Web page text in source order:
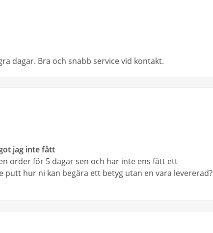
dagar. Bra och snabb service vid kontakt.
jag inte fått
order för 5 dagar sen och har inte ens fått ett
putt hur ni kan begära ett betyg utan en vara levererad?